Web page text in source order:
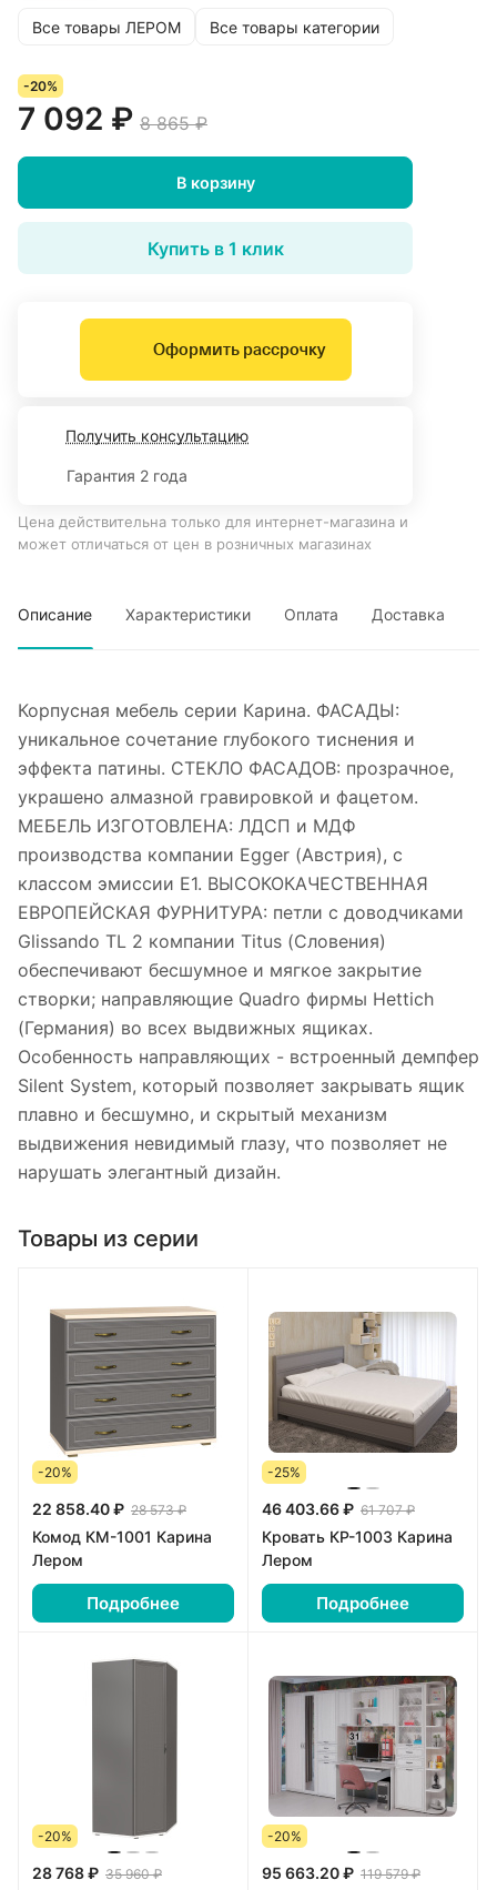
Все товары ЛЕРОМ Все товары категории
-20%
7 092 ₽ 8 865 ₽
В корзину
Купить в 1 клик
Оформить рассрочку
Получить консультацию
Гарантия 2 года
Цена действительна только для интернет-магазина и
может отличаться от цен в розничных магазинах
Описание Характеристики Оплата Доставка
Корпусная мебель серии Карина. ФАСАДЫ:
уникальное сочетание глубокого тиснения и
эффекта патины. СТЕКЛО ФАСАДОВ: прозрачное,
украшено алмазной гравировкой и фацетом.
МЕБЕЛЬ ИЗГОТОВЛЕНА: ЛДСП и МДФ
производства компании Egger (Австрия), с
классом эмиссии Е1. ВЫСОКОКАЧЕСТВЕННАЯ
ЕВРОПЕЙСКАЯ ФУРНИТУРА: петли с доводчиками
Glissando TL 2 компании Titus (Словения)
обеспечивают бесшумное и мягкое закрытие
створки; направляющие Quadro фирмы Hettich
(Германия) во всех выдвижных ящиках.
Особенность направляющих - встроенный демпфер
Silent System, который позволяет закрывать ящик
плавно и бесшумно, и скрытый механизм
выдвижения невидимый глазу, что позволяет не
нарушать элегантный дизайн.
Товары из серии
-20%
22 858.40 ₽ 28 573 ₽
Комод КМ-1001 Карина
Лером
Подробнее
-25%
46 403.66 ₽ 61 707 ₽
Кровать КР-1003 Карина
Лером
Подробнее
-20%
28 768 ₽ 35 960 ₽
-20%
95 663.20 ₽ 119 579 ₽